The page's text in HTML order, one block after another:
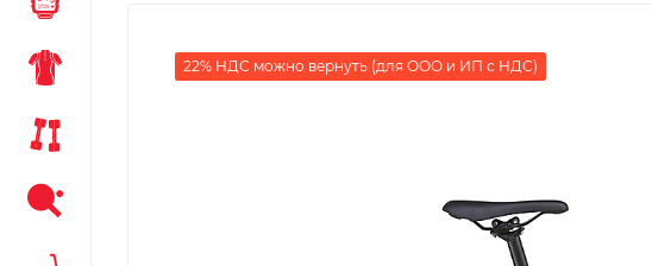
22% НДС можно вернуть (для ООО и ИП с НДС)